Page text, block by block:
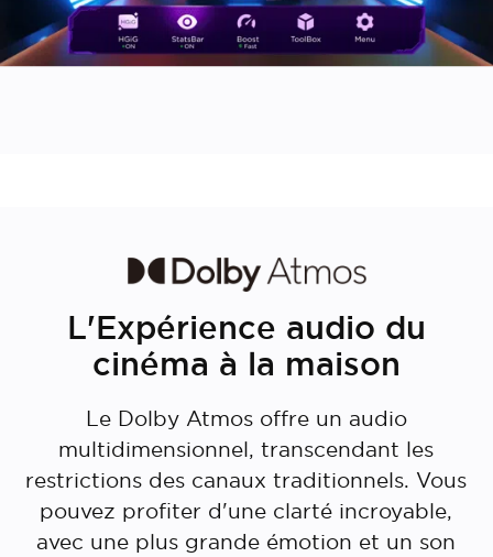
L'Expérience audio du
cinéma à la maison
Le Dolby Atmos offre un audio
multidimensionnel, transcendant les
restrictions des canaux traditionnels. Vous
pouvez profiter d'une clarté incroyable,
avec une plus grande émotion et un son
Confirm
Cancel